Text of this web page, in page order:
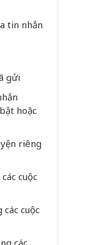
tin nhắn
gửi
hoặc
riêng
cuộc
các cuộc